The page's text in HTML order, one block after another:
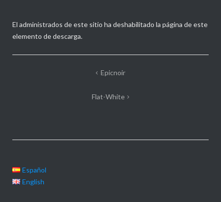
El administrados de este sitio ha deshabilitado la página de este
elemento de descarga.
Epicnoir
Flat-White
Español
English
Directamente
desde >>
ANBERNIC
<<